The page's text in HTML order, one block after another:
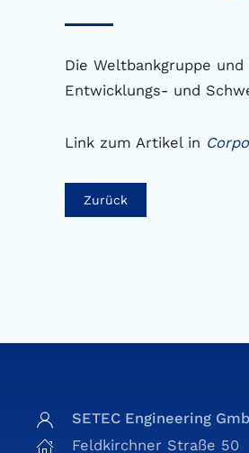
Die Weltbankgruppe
Entwicklungs- und
Link zum Artikel in
Zurück
SETEC Engineering
Feldkirchner Straße 50